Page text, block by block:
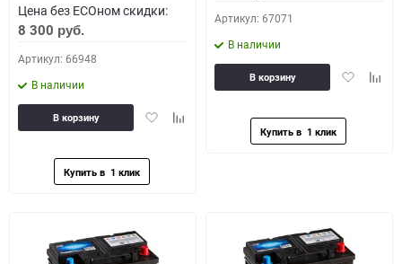
Цена без ECOном скидки:
8 300 руб.
Артикул: 66948
В наличии
ДобавитьДобавить
В корзину
Артикул: 67071
В наличии
Добавить
В корзину